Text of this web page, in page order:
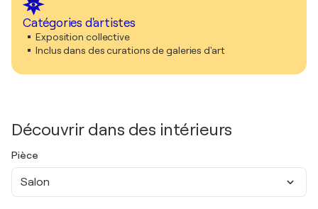
Catégories d'artistes
Exposition collective
Inclus dans des curations de galeries d'art
Découvrir dans des intérieurs
Pièce
Salon